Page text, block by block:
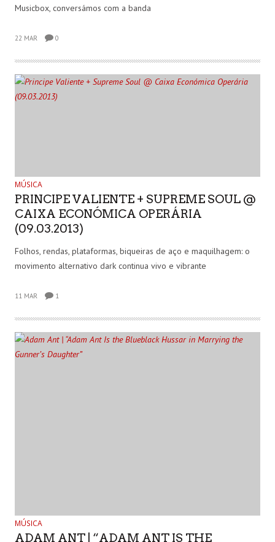
Musicbox, conversámos com a banda
22 MAR 0
MÚSICA
PRINCIPE VALIENTE + SUPREME SOUL @
CAIXA ECONÓMICA OPERÁRIA
(09.03.2013)
Folhos, rendas, plataformas, biqueiras de aço e maquilhagem: o
movimento alternativo dark continua vivo e vibrante
11 MAR 1
MÚSICA
ADAM ANT | “ADAM ANT IS THE